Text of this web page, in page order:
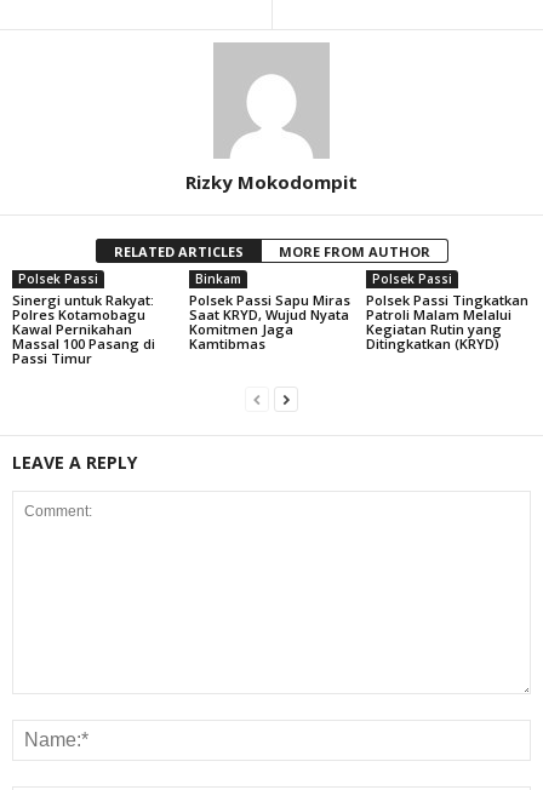
Rizky Mokodompit
RELATED ARTICLES MORE FROM AUTHOR
Polsek Passi
Sinergi untuk Rakyat:
Polres Kotamobagu
Kawal Pernikahan
Massal 100 Pasang di
Passi Timur
Binkam
Polsek Passi Sapu Miras
Saat KRYD, Wujud Nyata
Komitmen Jaga
Kamtibmas
Polsek Passi
Polsek Passi Tingkatkan
Patroli Malam Melalui
Kegiatan Rutin yang
Ditingkatkan (KRYD)
LEAVE A REPLY